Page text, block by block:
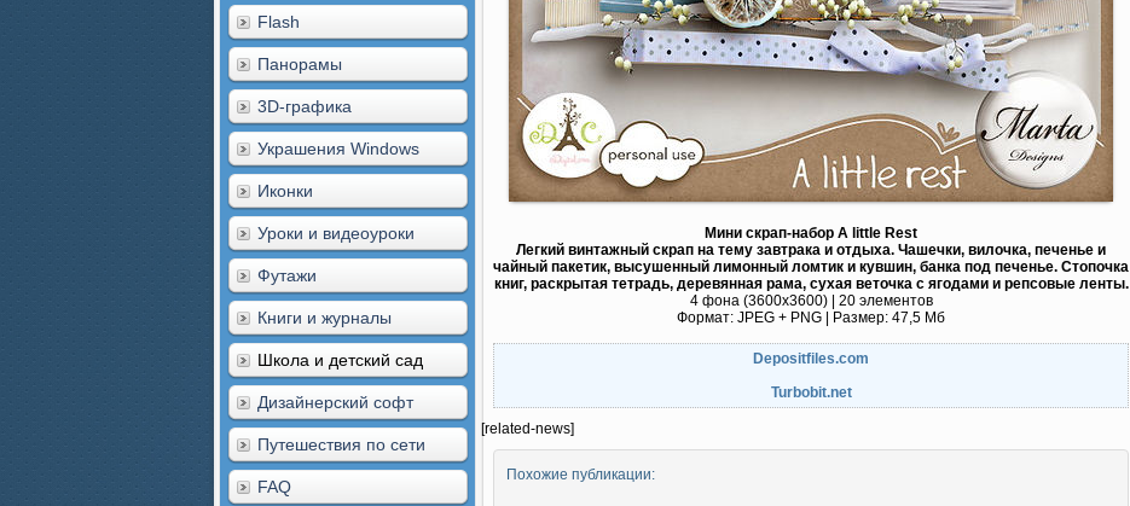
Flash
Панорамы
3D-графика
Украшения Windows
Иконки
Уроки и видеоуроки
Футажи
Книги и журналы
Школа и детский сад
Дизайнерский софт
Путешествия по сети
FAQ
Мини скрап-набор A little Rest
Легкий винтажный скрап на тему завтрака и отдыха. Чашечки, вилочка, печенье и
чайный пакетик, высушенный лимонный ломтик и кувшин, банка под печенье. Стопочка
книг, раскрытая тетрадь, деревянная рама, сухая веточка с ягодами и репсовые ленты.
4 фона (3600х3600) | 20 элементов
Формат: JPEG + PNG | Размер: 47,5 Mб
Depositfiles.com
Turbobit.net
[related-news]
Похожие публикации: